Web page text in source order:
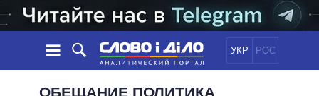
УКР РОС
НОВОСТИ
ОБЕЩАНИЕ ПОЛИТИКА